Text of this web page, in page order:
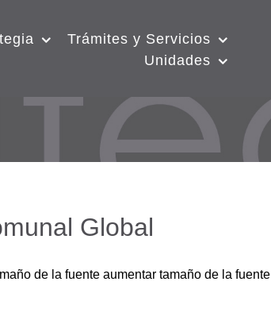
Trámites y Servicios
Unidades
Global
de la fuente aumentar tamaño de la fuente